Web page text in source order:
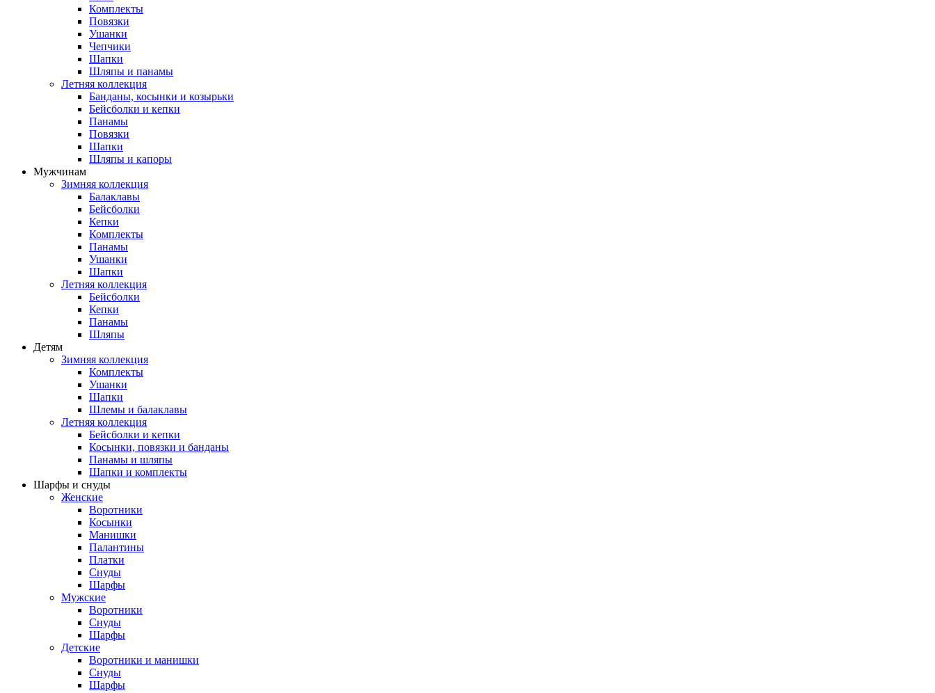
Комплекты
Повязки
Ушанки
Чепчики
Шапки
Шляпы и панамы
Летняя коллекция
Банданы, косынки и козырьки
Бейсболки и кепки
Панамы
Повязки
Шапки
Шляпы и капоры
Мужчинам
Зимняя коллекция
Балаклавы
Бейсболки
Кепки
Комплекты
Панамы
Ушанки
Шапки
Летняя коллекция
Бейсболки
Кепки
Панамы
Шляпы
Детям
Зимняя коллекция
Комплекты
Ушанки
Шапки
Шлемы и балаклавы
Летняя коллекция
Бейсболки и кепки
Косынки, повязки и банданы
Панамы и шляпы
Шапки и комплекты
Шарфы и снуды
Женские
Воротники
Косынки
Манишки
Палантины
Платки
Снуды
Шарфы
Мужские
Воротники
Снуды
Шарфы
Детские
Воротники и манишки
Снуды
Шарфы